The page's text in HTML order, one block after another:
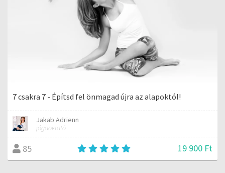
7 csakra 7 - Építsd fel önmagad újra az alapoktól!
Jakab Adrienn
jógaoktató
85 19 900 Ft